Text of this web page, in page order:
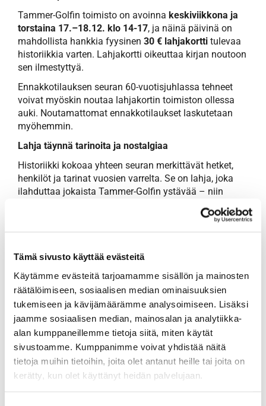
Tämä sivusto käyttää evästeitä
Käytämme evästeitä tarjoamamme sisällön ja mainosten
räätälöimiseen, sosiaalisen median ominaisuuksien
tukemiseen ja kävijämäärämme analysoimiseen. Lisäksi
jaamme sosiaalisen median, mainosalan ja analytiikka-
alan kumppaneillemme tietoja siitä, miten käytät
sivustoamme. Kumppanimme voivat yhdistää näitä
tietoja muihin tietoihin, joita olet antanut heille tai joita on
kerätty, kun olet käyttänyt heidän palvelujaan.
Tammer-Golfin toimisto on avoinna keskiviikkona ja
torstaina 17.–18.12. klo 14-17, ja näinä päivinä on
mahdollista hankkia fyysinen 30 € lahjakortti tulevaa
historiikkia varten. Lahjakortti oikeuttaa kirjan noutoon
sen ilmestyttyä.
Ennakkotilauksen seuran 60-vuotisjuhlassa tehneet
voivat myöskin noutaa lahjakortin toimiston ollessa
auki. Noutamattomat ennakkotilaukset laskutetaan
myöhemmin.
Lahja täynnä tarinoita ja nostalgiaa
Historiikki kokoaa yhteen seuran merkittävät hetket,
henkilöt ja tarinat vuosien varrelta. Se on lahja, joka
ilahduttaa jokaista Tammer-Golfin ystävää – niin
aktiivipeluria, pitkäaikaista jäsentä kuin golfhistoriasta
Mikäli et välitä fyysisestä lahjakortista, voit ostaa
historiikin nyt etukäteen verkkokaupastamme.
Tilausvahvistusta vastaan, saat historiikin noudettua
sen ilmestyessä.